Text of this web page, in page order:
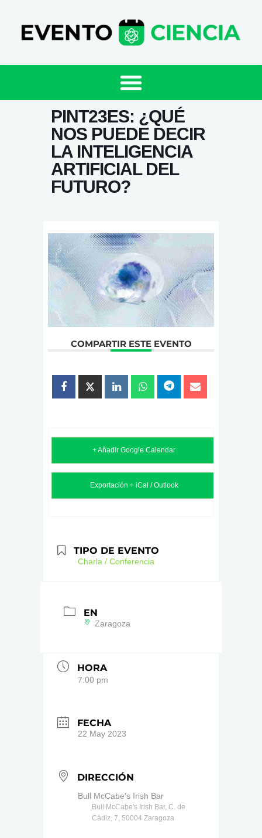
PINT23ES: ¿QUÉ
NOS PUEDE DECIR
LA INTELIGENCIA
ARTIFICIAL DEL
FUTURO?
COMPARTIR ESTE EVENTO
+ Añadir Google Calendar
Exportación + iCal / Outlook
TIPO DE EVENTO
Charla / Conferencia
EN
Zaragoza
HORA
7:00 pm
FECHA
22 May 2023
DIRECCIÓN
Bull McCabe's Irish Bar
Bull McCabe's Irish Bar, C. de
Cádiz, 7, 50004 Zaragoza